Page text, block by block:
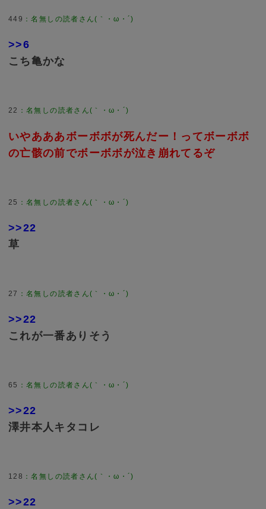
449
>>6
こち亀かな
22
いやあああボーボボが死んだー！ってボーボボ
の亡骸の前でボーボボが泣き崩れてるぞ
25
>>22
草
27
>>22
これが一番ありそう
65
>>22
澤井本人キタコレ
128
>>22